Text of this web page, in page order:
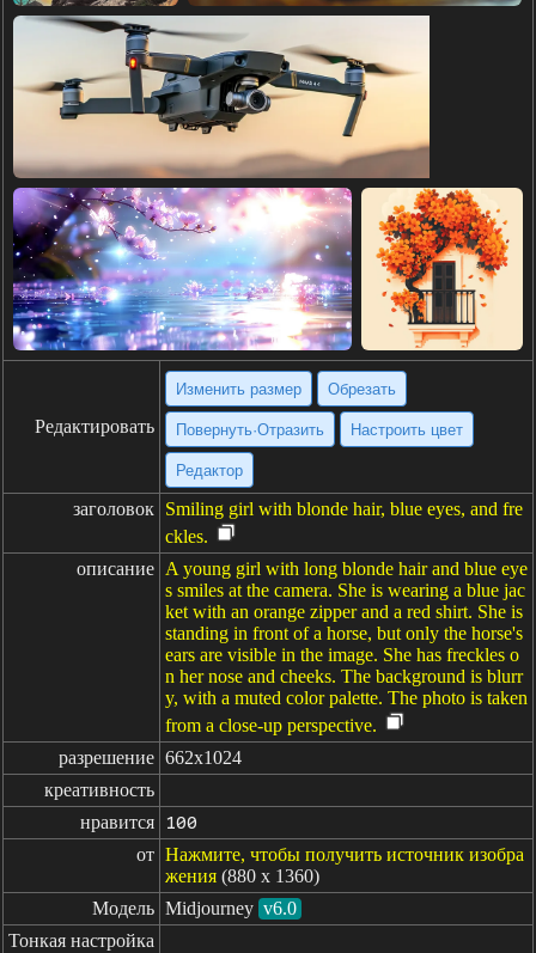
Редактировать
Изменить размер Обрезать
Повернуть·Отразить Настроить цвет
Редактор
заголовок Smiling girl with blonde hair, blue eyes, and fre
ckles.
описание A young girl with long blonde hair and blue eye
s smiles at the camera. She is wearing a blue jac
ket with an orange zipper and a red shirt. She is
standing in front of a horse, but only the horse's
ears are visible in the image. She has freckles o
n her nose and cheeks. The background is blurr
y, with a muted color palette. The photo is taken
from a close-up perspective.
разрешение 662x1024
креативность
нравится
100
от Нажмите, чтобы получить источник изобра
жения (880 x 1360)
Модель Midjourney v6.0
Тонкая настройка